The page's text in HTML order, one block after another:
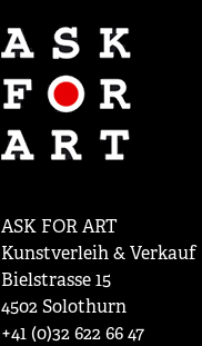
ASK FOR ART
Kunstverleih & Verkauf
Bielstrasse 15
4502 Solothurn
+41 (0)32 622 66 47